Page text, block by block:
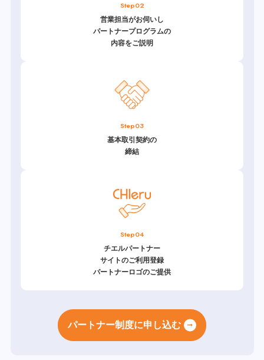
Step02
営業担当がお伺いし
パートナープログラムの
内容をご説明
Step03
基本取引契約の
締結
Step04
チエルパートナー
サイトのご利用登録
パートナーロゴのご提供
パートナー制度に申し込む